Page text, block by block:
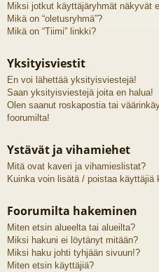
Miksi jotkut käyttäjäryhmät näkyvät
Mikä on “oletusryhmä”?
Mikä on “Tiimi” linkki?
Yksityisviestit
En voi lähettää yksityisviestejä!
Saan yksityisviestejä joita en halua!
Olen saanut roskapostia tai
foorumilta!
Ystävät ja vihamiehet
Mitä ovat kaveri ja vihamieslistat?
Kuinka voin lisätä / poistaa käyttäjiä
Foorumilta hakeminen
Miten etsin alueelta tai alueilta?
Miksi hakuni ei löytänyt mitään?
Miksi haku johti tyhjään sivuun!?
Miten etsin käyttäjiä?